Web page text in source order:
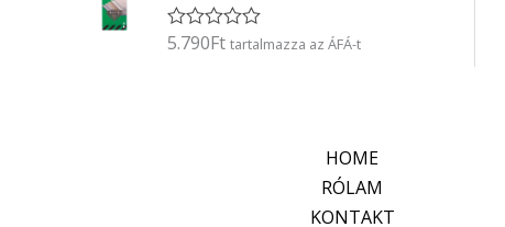
é
s
É
5.790Ft tartalmazza az ÁFÁ-t
HOME
RÓLAM
KONTAKT